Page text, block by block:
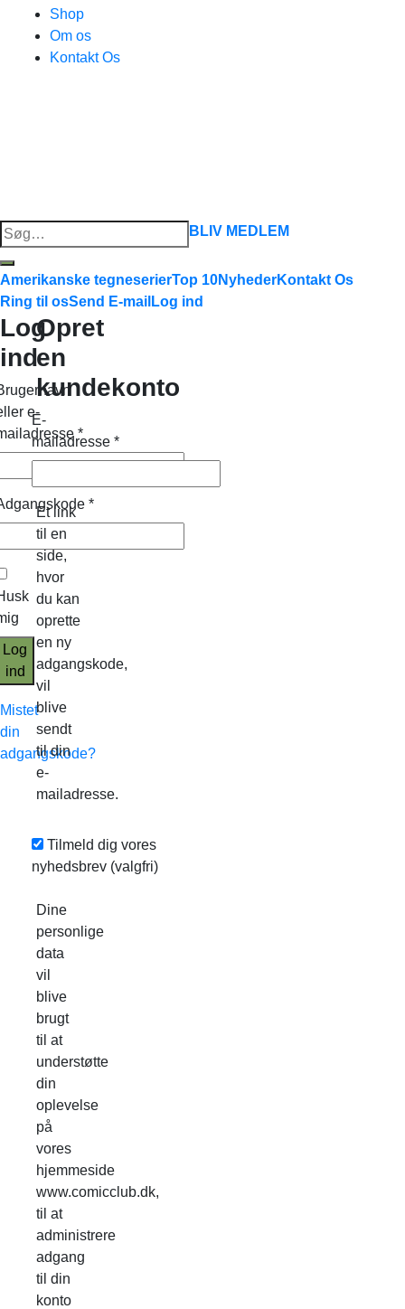
Shop
Om os
Kontakt Os
Søg
efter:
BLIV MEDLEM
Amerikanske tegneserierTop 10NyhederKontakt Os
Ring til osSend E-mail Log ind
Log
ind
e-
*
*
Log
ind
Mistet
din
adgangskode?
Opret
en
kundekonto
E-
mailadresse *
Et link
til en
side,
hvor
du kan
oprette
en ny
adgangskode,
vil
blive
sendt
til din
e-
mailadresse.
Tilmeld dig vores
nyhedsbrev (valgfri)
Dine
personlige
data
vil
blive
brugt
til at
understøtte
din
oplevelse
på
vores
hjemmeside
www.comicclub.dk,
til at
administrere
adgang
til din
konto